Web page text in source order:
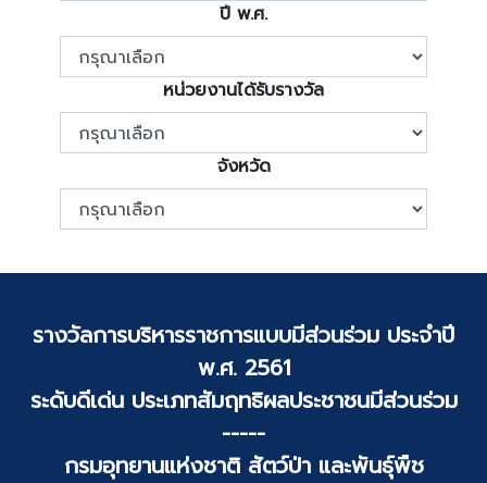
ปี พ.ศ.
หน่วยงานได้รับรางวัล
จังหวัด
รางวัลการบริหารราชการแบบมีส่วนร่วม ประจำปี
พ.ศ. 2561
ระดับดีเด่น ประเภทสัมฤทธิผลประชาชนมีส่วนร่วม
-----
กรมอุทยานแห่งชาติ สัตว์ป่า และพันธุ์พืช